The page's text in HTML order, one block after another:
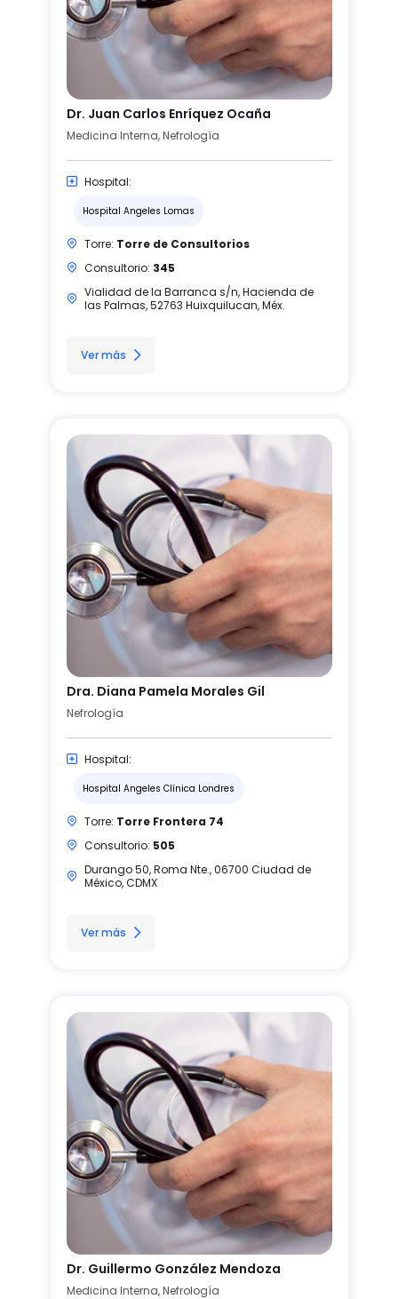
Dr. Juan Carlos Enríquez Ocaña
Medicina Interna, Nefrología
Hospital:
Hospital Angeles Lomas
Torre: Torre de Consultorios
Consultorio: 345
Vialidad de la Barranca s/n, Hacienda de
las Palmas, 52763 Huixquilucan, Méx.
Ver más
Dra. Diana Pamela Morales Gil
Nefrología
Hospital:
Hospital Angeles Clínica Londres
Torre: Torre Frontera 74
Consultorio: 505
Durango 50, Roma Nte., 06700 Ciudad de
México, CDMX
Ver más
Dr. Guillermo González Mendoza
Medicina Interna, Nefrología